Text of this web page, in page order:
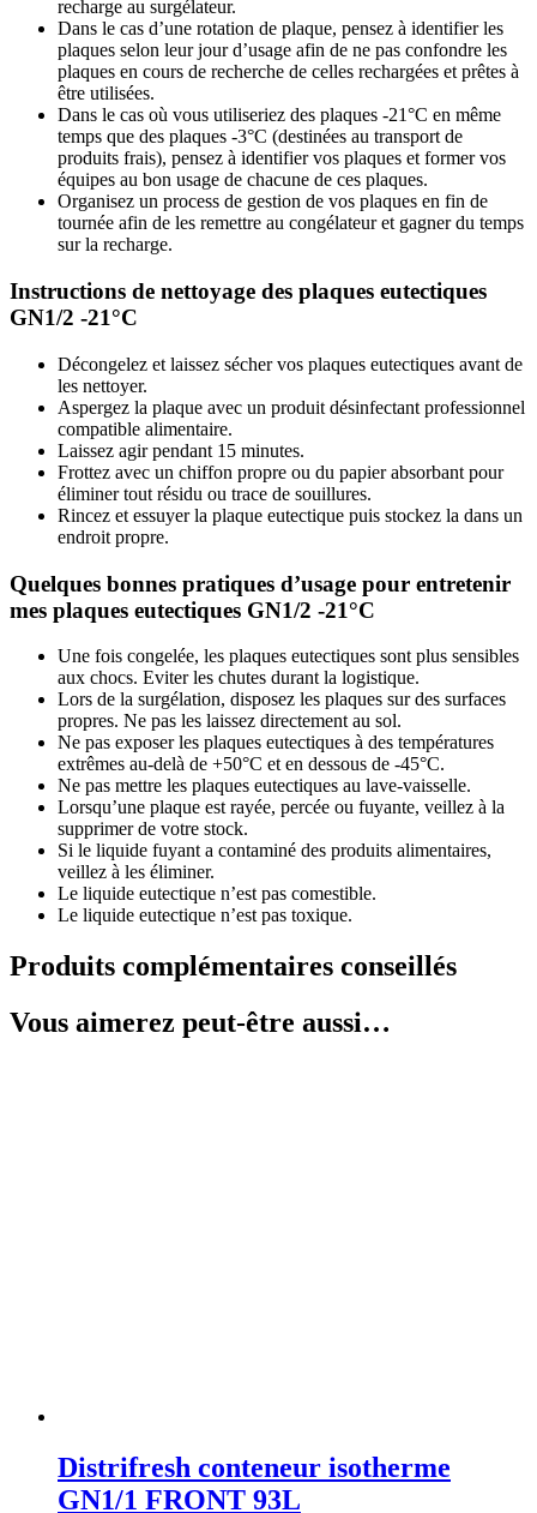
recharge au surgélateur.
Dans le cas d’une rotation de plaque, pensez à identifier les
plaques selon leur jour d’usage afin de ne pas confondre les
plaques en cours de recherche de celles rechargées et prêtes à
être utilisées.
Dans le cas où vous utiliseriez des plaques -21°C en même
temps que des plaques -3°C (destinées au transport de
produits frais), pensez à identifier vos plaques et former vos
équipes au bon usage de chacune de ces plaques.
Organisez un process de gestion de vos plaques en fin de
tournée afin de les remettre au congélateur et gagner du temps
sur la recharge.
Instructions de nettoyage des plaques eutectiques
GN1/2 -21°C
Décongelez et laissez sécher vos plaques eutectiques avant de
les nettoyer.
Aspergez la plaque avec un produit désinfectant professionnel
compatible alimentaire.
Laissez agir pendant 15 minutes.
Frottez avec un chiffon propre ou du papier absorbant pour
éliminer tout résidu ou trace de souillures.
Rincez et essuyer la plaque eutectique puis stockez la dans un
endroit propre.
Quelques bonnes pratiques d’usage pour entretenir
mes plaques eutectiques GN1/2 -21°C
Une fois congelée, les plaques eutectiques sont plus sensibles
aux chocs. Eviter les chutes durant la logistique.
Lors de la surgélation, disposez les plaques sur des surfaces
propres. Ne pas les laissez directement au sol.
Ne pas exposer les plaques eutectiques à des températures
extrêmes au-delà de +50°C et en dessous de -45°C.
Ne pas mettre les plaques eutectiques au lave-vaisselle.
Lorsqu’une plaque est rayée, percée ou fuyante, veillez à la
supprimer de votre stock.
Si le liquide fuyant a contaminé des produits alimentaires,
veillez à les éliminer.
Le liquide eutectique n’est pas comestible.
Le liquide eutectique n’est pas toxique.
Produits complémentaires conseillés
Vous aimerez peut-être aussi…
Distrifresh conteneur isotherme
GN1/1 FRONT 93L